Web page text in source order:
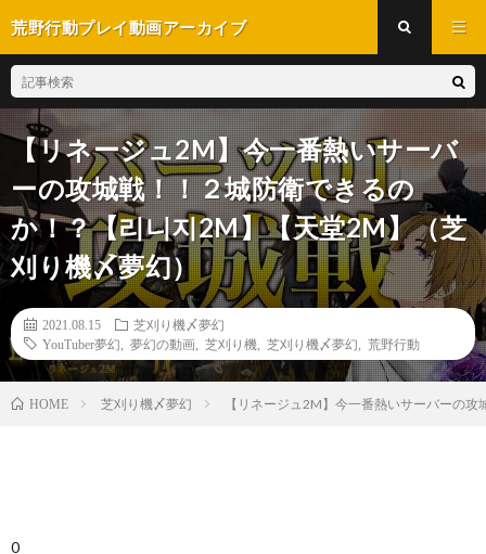
荒野行動プレイ動画アーカイブ
【リネージュ2M】今一番熱いサーバ
ーの攻城戦！！２城防衛できるの
か！？【리니지2M】【天堂2M】（芝
刈り機〆夢幻）
2021.08.15
芝刈り機〆夢幻
YouTuber夢幻
夢幻の動画 芝刈り機 芝刈り機〆夢幻 荒野行動
HOME 芝刈り機〆夢幻 【リネージュ2M】今一番熱いサーバーの
0